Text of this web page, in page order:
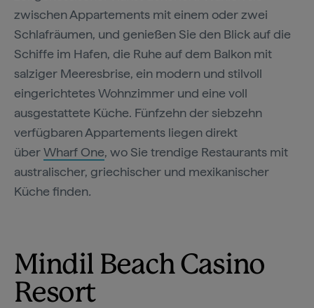
zwischen Appartements mit einem oder zwei
Schlafräumen, und genießen Sie den Blick auf die
Schiffe im Hafen, die Ruhe auf dem Balkon mit
salziger Meeresbrise, ein modern und stilvoll
eingerichtetes Wohnzimmer und eine voll
ausgestattete Küche. Fünfzehn der siebzehn
verfügbaren Appartements liegen direkt
überWharf One, wo Sie trendige Restaurants mit
australischer, griechischer und mexikanischer
Küche finden.
Mindil Beach Casino
Resort